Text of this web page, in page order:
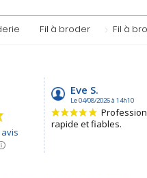
Fil à broder Fil à